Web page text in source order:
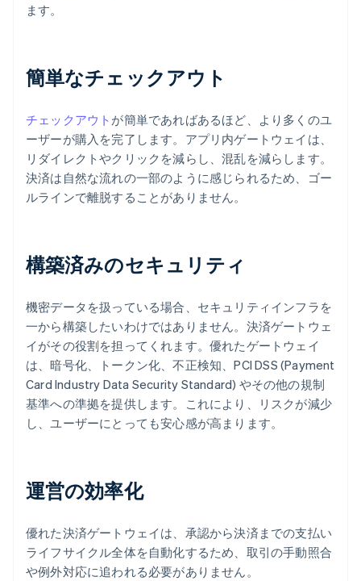
ます。
簡単なチェックアウト
チェックアウト が簡単であればあるほど、より多くのユ
ーザーが購入を完了します。アプリ内ゲートウェイは、
リダイレクトやクリックを減らし、混乱を減らします。
決済は自然な流れの一部のように感じられるため、ゴー
ルラインで離脱することがありません。
構築済みのセキュリティ
機密データを扱っている場合、セキュリティインフラを
一から構築したいわけではありません。決済ゲートウェ
イがその役割を担ってくれます。優れたゲートウェイ
は、暗号化、トークン化、不正検知、PCI DSS (Payment
Card Industry Data Security Standard) やその他の規制
基準への準拠を提供します。これにより、リスクが減少
し、ユーザーにとっても安心感が高まります。
運営の効率化
優れた決済ゲートウェイは、承認から決済までの支払い
ライフサイクル全体を自動化するため、取引の手動照合
や例外対応に追われる必要がありません。